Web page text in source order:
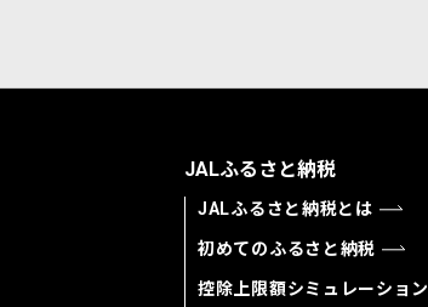
JALふるさと納税
JALふるさと納税とは
初めてのふるさと納税
控除上限額シミュレーション